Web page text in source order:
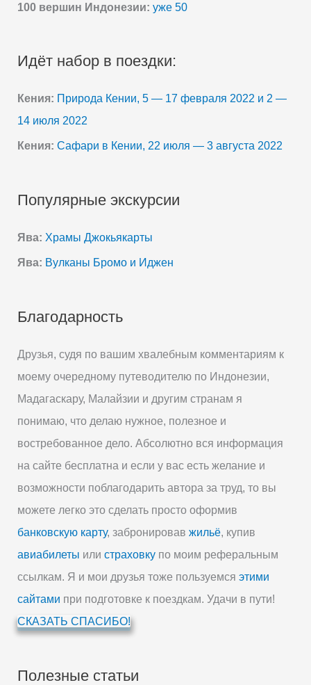
100 вершин Индонезии: уже 50
Идёт набор в поездки:
Кения: Природа Кении, 5 — 17 февраля 2022 и 2 —
14 июля 2022
Кения: Сафари в Кении, 22 июля — 3 августа 2022
Популярные экскурсии
Ява: Храмы Джокьякарты
Ява: Вулканы Бромо и Иджен
Благодарность
Друзья, судя по вашим хвалебным комментариям к
моему очередному путеводителю по Индонезии,
Мадагаскару, Малайзии и другим странам я
понимаю, что делаю нужное, полезное и
востребованное дело. Абсолютно вся информация
на сайте бесплатна и если у вас есть желание и
возможности поблагодарить автора за труд, то вы
можете легко это сделать просто оформив
банковскую карту, забронировав жильё, купив
авиабилеты или страховкупо моим реферальным
ссылкам. Я и мои друзья тоже пользуемся этими
сайтами при подготовке к поездкам. Удачи в пути!
СКАЗАТЬ СПАСИБО!
Полезные статьи